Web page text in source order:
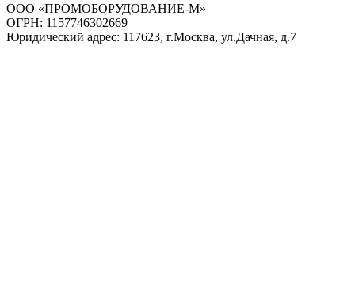
ООО «ПРОМОБОРУДОВАНИЕ-М»
ОГРН: 1157746302669
Юридический адрес: 117623, г.Москва, ул.Дачная, д.7